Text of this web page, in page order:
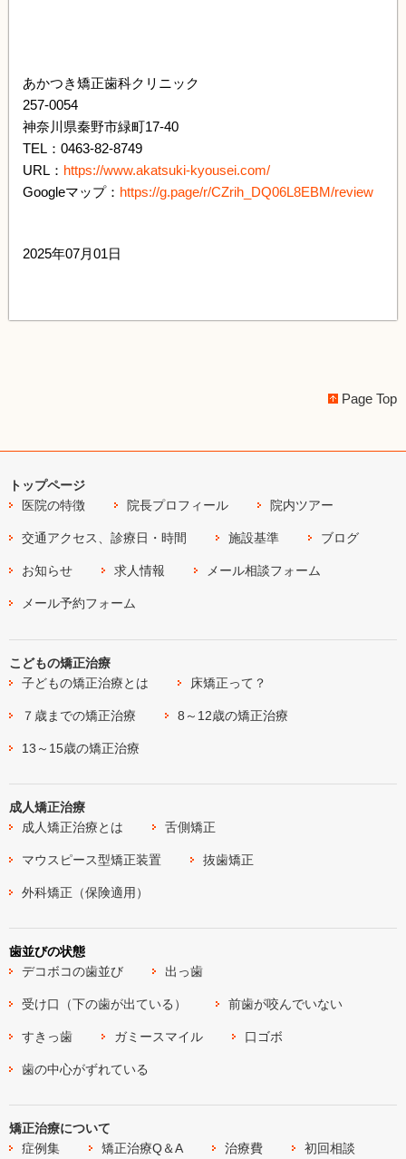
あかつき矯正歯科クリニック
257-0054
神奈川県秦野市緑町17-40
TEL：0463-82-8749
URL： https://www.akatsuki-kyousei.com/
Googleマップ： https://g.page/r/CZrih_DQ06L8EBM/review
2025年07月01日
Page Top
トップページ
医院の特徴
院長プロフィール 院内ツアー
交通アクセス、診療日・時間 施設基準 ブログ
お知らせ 求人情報 メール相談フォーム
メール予約フォーム
こどもの矯正治療
子どもの矯正治療とは
床矯正って？
７歳までの矯正治療 8～12歳の矯正治療
13～15歳の矯正治療
成人矯正治療
成人矯正治療とは
舌側矯正
マウスピース型矯正装置 抜歯矯正
外科矯正（保険適用）
歯並びの状態
デコボコの歯並び
出っ歯
受け口（下の歯が出ている） 前歯が咬んでいない
すきっ歯 ガミースマイル 口ゴボ
歯の中心がずれている
矯正治療について
症例集
矯正治療Q＆A 治療費 初回相談